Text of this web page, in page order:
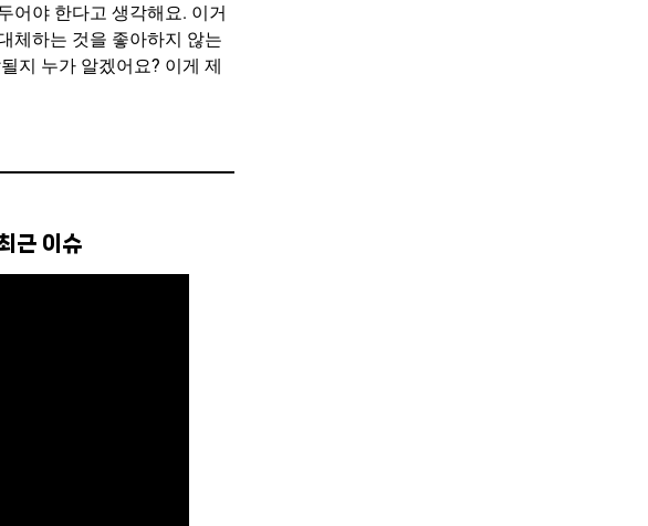
어야 한다고 생각해요. 이거
체하는 것을 좋아하지 않는
지 누가 알겠어요? 이게 제
근 이슈